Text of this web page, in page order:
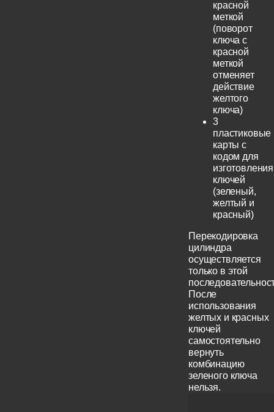
красной
меткой
(поворот
ключа с
красной
меткой
отменяет
действие
желтого
ключа)
3
пластиковые
карты с
кодом для
изготовления
ключей
(зеленый,
желтый и
красный)
Перекодировка
цилиндра
осуществляется
только в этой
После
использования
желтых и красных
ключей
самостоятельно
вернуть
комбинацию
зеленого ключа
нельзя.